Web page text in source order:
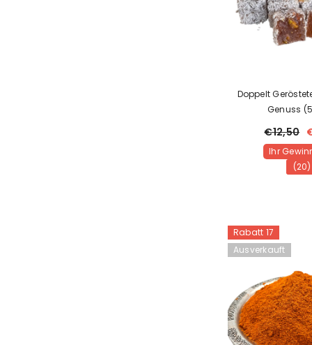
Doppelt
Genuss
€12,50
Ihr
(20)
Rabatt 17
Ausverkauft